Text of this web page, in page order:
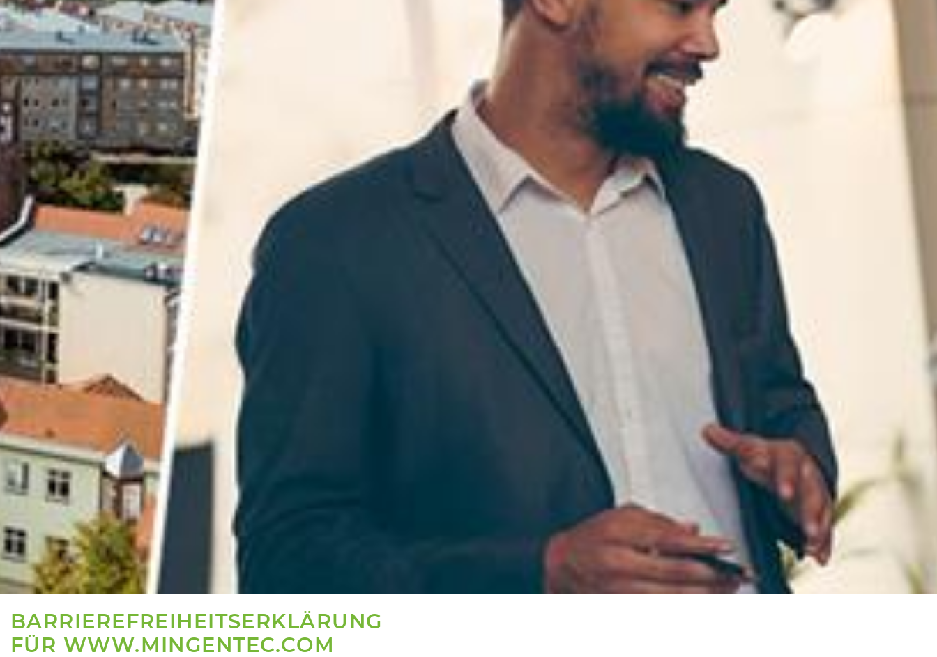
BARRIEREFREIHEITSERKLÄRUNG
FÜR WWW.MINGENTEC.COM